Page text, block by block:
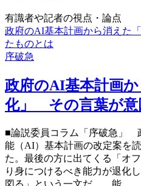
有識者や記者の視点・論点
政府のAI基本計画から消えた
たものとは
序破急
政府のAI基本計画
化」 その言葉が意
■論説委員コラム「序破急」
能（AI）基本計画の改定案を
た。最後の方に出てくる「オ
り身につけるべき能力が退化